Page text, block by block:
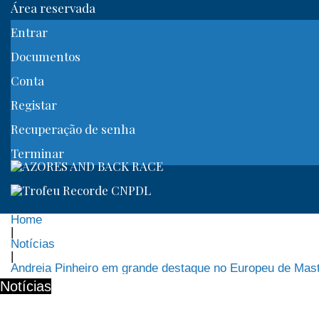
Área reservada
Entrar
Documentos
Conta
Registar
Recuperação de senha
Terminar
Home
|
Notícias
|
Andreia Pinheiro em grande destaque no Europeu de
Notícias